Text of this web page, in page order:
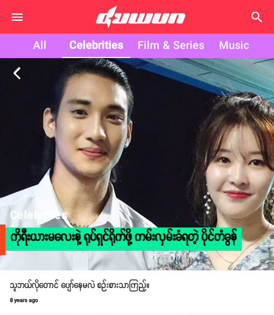
search
All Celebrities Film & Series Music
arrow_back_ios
Celebrities
ကိုရီးယားမလေးနဲ့ ရုပ်ရှင်ရိုက်ဖို့ ကမ်းလှမ်းခံရတဲ့ ပိုင်တံခွန်
သူဘယ်လိုတောင် ပျော်နေမလဲ စဉ်းစားသာကြည့်။
8 years ago